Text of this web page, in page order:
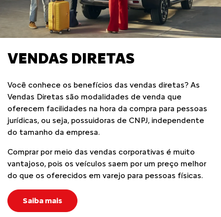
VENDAS DIRETAS
Você conhece os benefícios das vendas diretas? As
Vendas Diretas são modalidades de venda que
oferecem facilidades na hora da compra para pessoas
jurídicas, ou seja, possuidoras de CNPJ, independente
do tamanho da empresa.
Comprar por meio das vendas corporativas é muito
vantajoso, pois os veículos saem por um preço melhor
do que os oferecidos em varejo para pessoas físicas.
Saiba mais